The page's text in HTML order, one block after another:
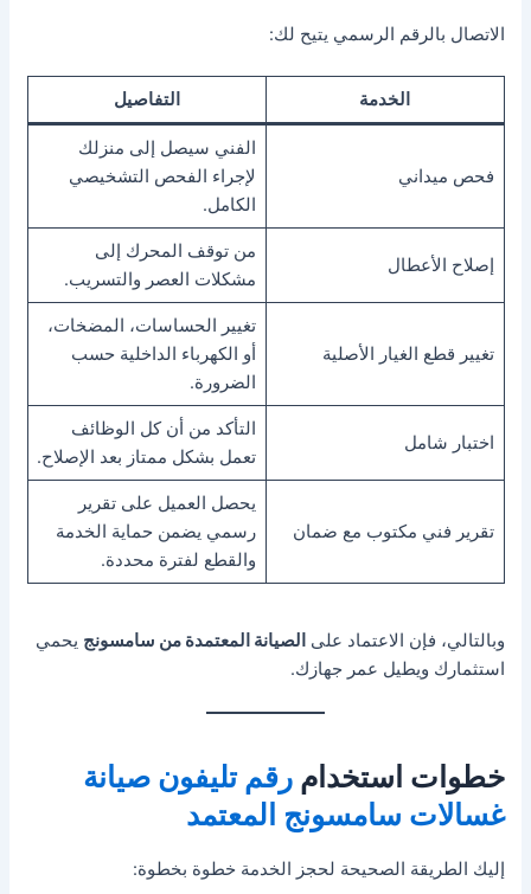
الاتصال بالرقم الرسمي يتيح لك:
الخدمة التفاصيل
فحص ميداني
الفني سيصل إلى منزلك
لإجراء الفحص التشخيصي
الكامل.
إصلاح الأعطال
من توقف المحرك إلى
مشكلات العصر والتسريب.
تغيير قطع الغيار الأصلية
تغيير الحساسات، المضخات،
أو الكهرباء الداخلية حسب
الضرورة.
اختبار شامل
التأكد من أن كل الوظائف
تعمل بشكل ممتاز بعد الإصلاح.
تقرير فني مكتوب مع ضمان
يحصل العميل على تقرير
رسمي يضمن حماية الخدمة
والقطع لفترة محددة.
وبالتالي، فإن الاعتماد على الصيانة المعتمدة من سامسونج يحمي
استثمارك ويطيل عمر جهازك.
خطوات استخدامرقم تليفون صيانة
غسالات سامسونج المعتمد
إليك الطريقة الصحيحة لحجز الخدمة خطوة بخطوة: